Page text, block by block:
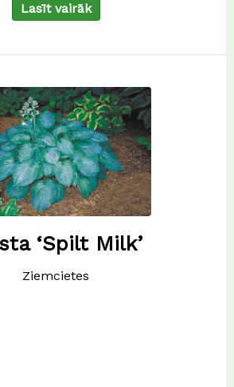
Lasīt vairāk
‘Spilt Milk’
Ziemcietes